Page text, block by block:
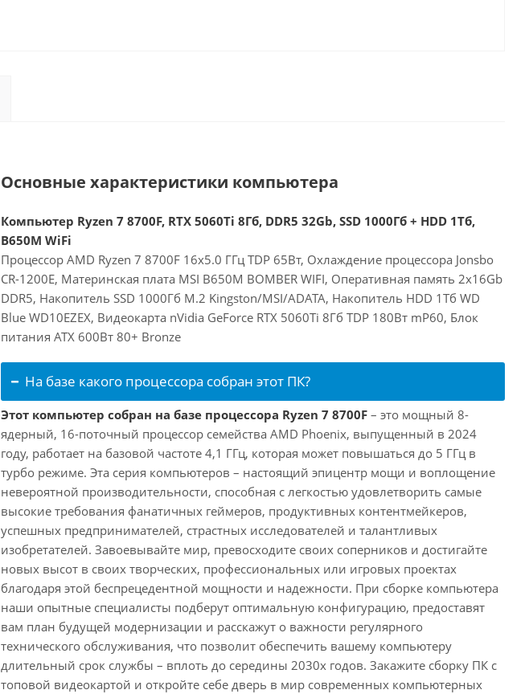
Основные характеристики компьютера
Компьютер Ryzen 7 8700F, RTX 5060Ti 8Гб, DDR5 32Gb, SSD 1000Гб + HDD 1Тб,
B650M WiFi
Процессор AMD Ryzen 7 8700F 16x5.0 ГГц TDP 65Вт, Охлаждение процессора Jonsbo
CR-1200E, Материнская плата MSI B650M BOMBER WIFI, Оперативная память 2x16Gb
DDR5, Накопитель SSD 1000Гб M.2 Kingston/MSI/ADATA, Накопитель HDD 1Тб WD
Blue WD10EZEX, Видеокарта nVidia GeForce RTX 5060Ti 8Гб TDP 180Вт mP60, Блок
питания ATX 600Вт 80+ Bronze
На базе какого процессора собран этот ПК?
Этот компьютер собран на базе процессора Ryzen 7 8700F – это мощный 8-
ядерный, 16-поточный процессор семейства AMD Phoenix, выпущенный в 2024
году, работает на базовой частоте 4,1 ГГц, которая может повышаться до 5 ГГц в
турбо режиме. Эта серия компьютеров – настоящий эпицентр мощи и воплощение
невероятной производительности, способная с легкостью удовлетворить самые
высокие требования фанатичных геймеров, продуктивных контентмейкеров,
успешных предпринимателей, страстных исследователей и талантливых
изобретателей. Завоевывайте мир, превосходите своих соперников и достигайте
новых высот в своих творческих, профессиональных или игровых проектах
благодаря этой беспрецедентной мощности и надежности. При сборке компьютера
наши опытные специалисты подберут оптимальную конфигурацию, предоставят
вам план будущей модернизации и расскажут о важности регулярного
технического обслуживания, что позволит обеспечить вашему компьютеру
длительный срок службы – вплоть до середины 2030х годов. Закажите сборку ПК с
топовой видеокартой и откройте себе дверь в мир современных компьютерных